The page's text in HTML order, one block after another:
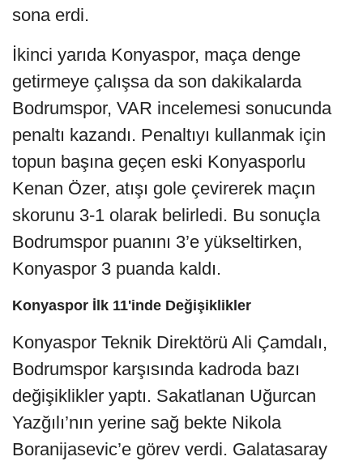
sona erdi.
İkinci yarıda Konyaspor, maça denge
getirmeye çalışsa da son dakikalarda
Bodrumspor, VAR incelemesi sonucunda
penaltı kazandı. Penaltıyı kullanmak için
topun başına geçen eski Konyasporlu
Kenan Özer, atışı gole çevirerek maçın
skorunu 3-1 olarak belirledi. Bu sonuçla
Bodrumspor puanını 3’e yükseltirken,
Konyaspor 3 puanda kaldı.
Konyaspor İlk 11'inde Değişiklikler
Konyaspor Teknik Direktörü Ali Çamdalı,
Bodrumspor karşısında kadroda bazı
değişiklikler yaptı. Sakatlanan Uğurcan
Yazğılı’nın yerine sağ bekte Nikola
Boranijasevic’e görev verdi. Galatasaray